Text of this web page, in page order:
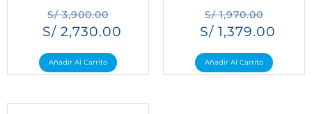
S/3,900.00
S/2,730.00
Añadir Al Carrito
S/1,970.00
S/ 1,379.00
Añadir Al Carrito